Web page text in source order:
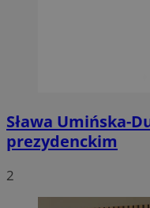
Sława Umińska-
prezydenckim
2